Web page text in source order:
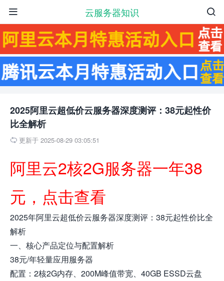
云服务器知识 

2025阿里云超低价云服务器深度测评：38元起性价
比全解析
 更新于 2025-08-29 03:05:51
阿里云2核2G服务器一年38
元，点击查看
2025年阿里云超低价云服务器深度测评：38元起性价比全
解析
一、核心产品定位与配置解析
38元/年轻量应用服务器
配置：2核2G内存、200M峰值带宽、40GB ESSD云盘